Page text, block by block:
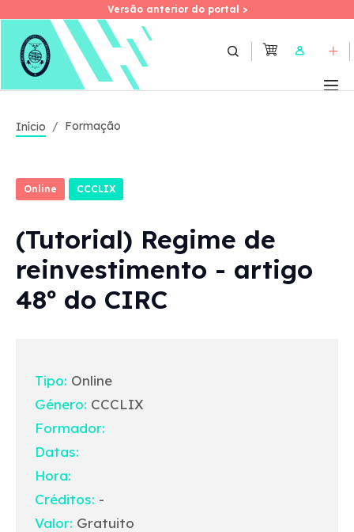
Skip
Versão anterior do portal >
Versão anterior do portal >
User
Início Formação
Online CCCLIX
(Tutorial) Regime de
reinvestimento - artigo
48º do CIRC
Tipo: Online
Género: CCCLIX
Formador:
Datas:
Hora:
Créditos: -
Valor: Gratuito